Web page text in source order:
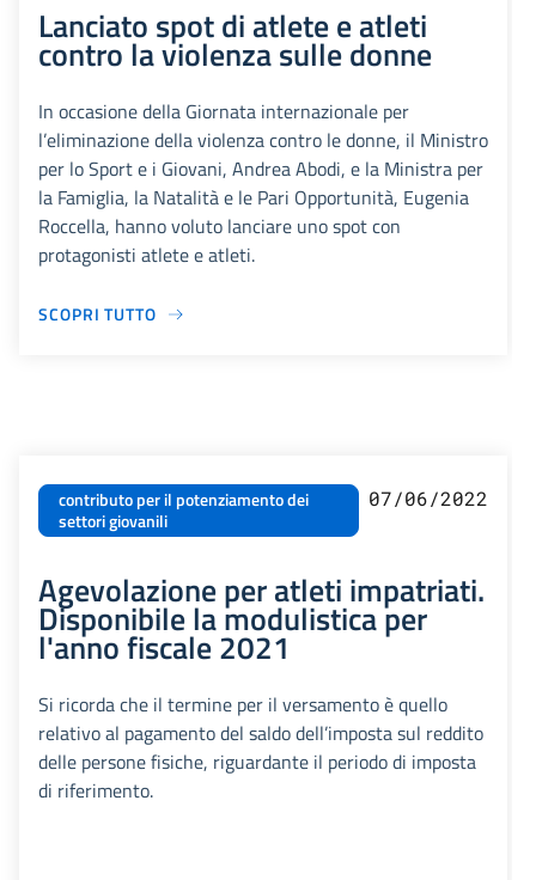
Lanciato spot di atlete e atleti
contro la violenza sulle donne
In occasione della Giornata internazionale per
l’eliminazione della violenza contro le donne, il Ministro
per lo Sport e i Giovani, Andrea Abodi, e la Ministra per
la Famiglia, la Natalità e le Pari Opportunità, Eugenia
Roccella, hanno voluto lanciare uno spot con
protagonisti atlete e atleti.
SCOPRI TUTTO
contributo per il potenziamento dei
settori giovanili
07/06/2022
Agevolazione per atleti impatriati.
Disponibile la modulistica per
l'anno fiscale 2021
Si ricorda che il termine per il versamento è quello
relativo al pagamento del saldo dell’imposta sul reddito
delle persone fisiche, riguardante il periodo di imposta
di riferimento.